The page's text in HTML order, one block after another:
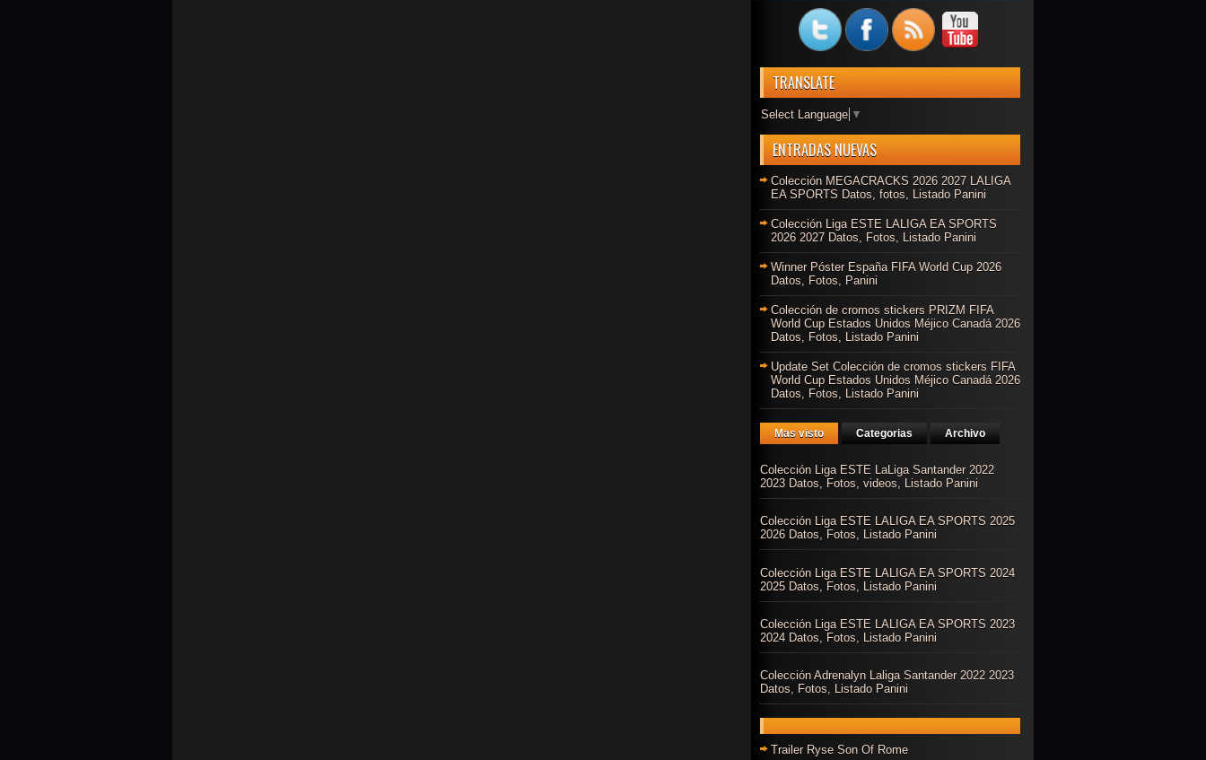
TRANSLATE
Select Language ▼
ENTRADAS NUEVAS
Colección MEGACRACKS 2026 2027 LALIGA
EA SPORTS Datos, fotos, Listado Panini
Colección Liga ESTE LALIGA EA SPORTS
2026 2027 Datos, Fotos, Listado Panini
Winner Póster España FIFA World Cup 2026
Datos, Fotos, Panini
Colección de cromos stickers PRIZM FIFA
World Cup Estados Unidos Méjico Canadá 2026
Datos, Fotos, Listado Panini
Update Set Colección de cromos stickers FIFA
World Cup Estados Unidos Méjico Canadá 2026
Datos, Fotos, Listado Panini
Mas visto Categorias Archivo
Colección Liga ESTE LaLiga Santander 2022
2023 Datos, Fotos, videos, Listado Panini
Colección Liga ESTE LALIGA EA SPORTS 2025
2026 Datos, Fotos, Listado Panini
Colección Liga ESTE LALIGA EA SPORTS 2024
2025 Datos, Fotos, Listado Panini
Colección Liga ESTE LALIGA EA SPORTS 2023
2024 Datos, Fotos, Listado Panini
Colección Adrenalyn Laliga Santander 2022 2023
Datos, Fotos, Listado Panini
Trailer Ryse Son Of Rome